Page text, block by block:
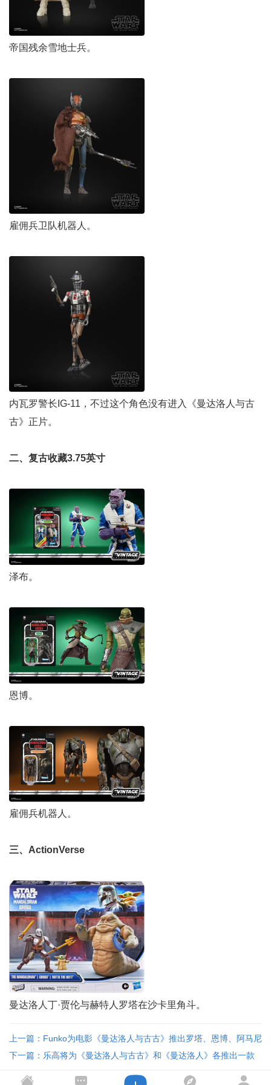
帝国残余雪地士兵。
雇佣兵卫队机器人。
内瓦罗警长IG-11，不过这个角色没有进入《曼达洛人与古
古》正片。
二、复古收藏3.75英寸
泽布。
恩博。
雇佣兵机器人。
三、ActionVerse
曼达洛人丁·贾伦与赫特人罗塔在沙卡里角斗。
上一篇：Funko为电影《曼达洛人与古古》推出罗塔、恩博、阿马尼
人等Pop! 大头娃娃 ...
下一篇：乐高将为《曼达洛人与古古》和《曼达洛人》各推出一款